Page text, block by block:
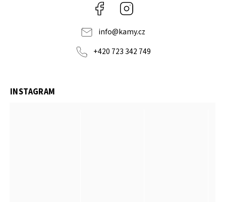
Facebook
info@kamy.cz
+420 723 342 749
INSTAGRAM